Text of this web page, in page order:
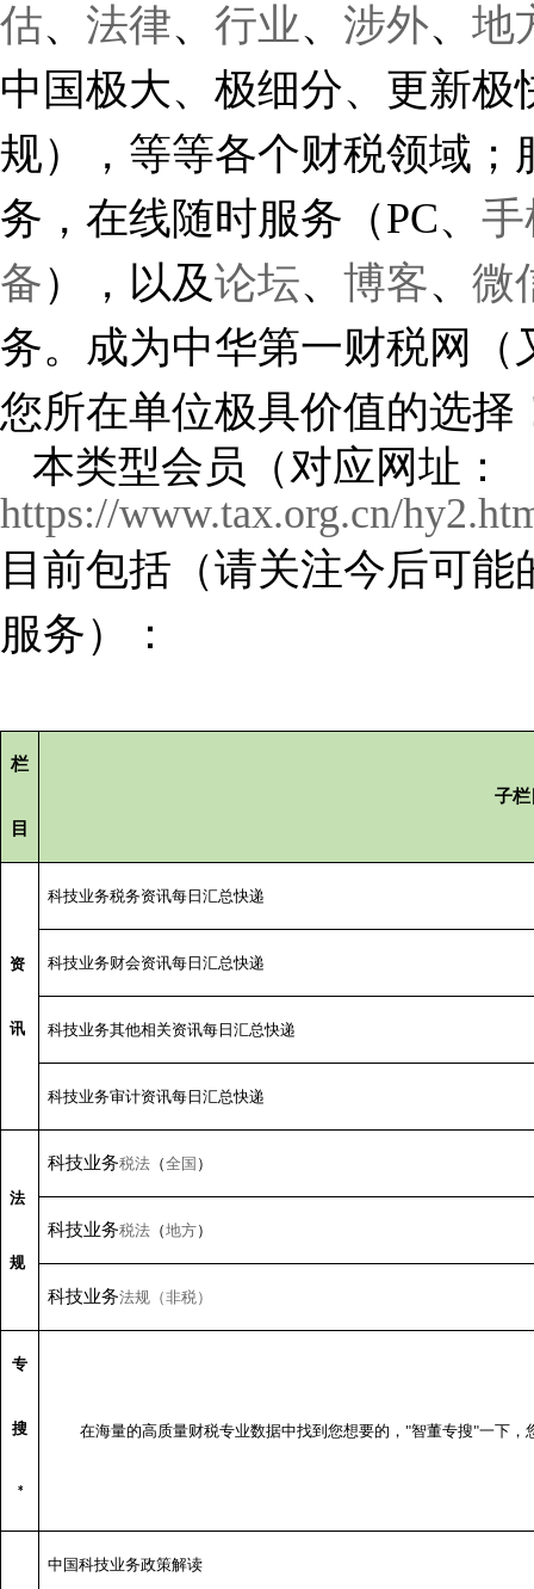
估、 法律、 行业、 涉外、 地
中国极大、极细分、更新
规）
，等等各个财税领域
务，在线随时服务（PC、 手
备），以及论坛、 博客、 微
务。 成为中华第一财税网（
您所在单位极具价值的选择
本类型会员（对应网址：
https://www.tax.org.cn/
目前包括 （请关注今后可
服务）
：
栏
目
子栏
资
讯
科技业务税务资讯每日汇总快递
科技业务财会资讯每日汇总快递
科技业务其他相关资讯每日汇总快递
科技业务审计资讯每日汇总快递
法
规
科技业务税法 （全国 ）
科技业务税法 （地方）
科技业务法规（非税）
专
搜
*
在海量的高质量财税专业数据中找到您想要的， "智董专搜"一下，
中国科技业务政策解读